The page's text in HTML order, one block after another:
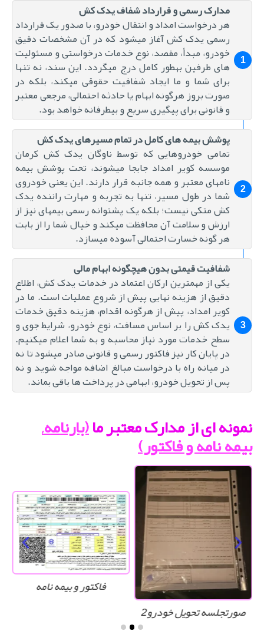
مدارک رسمی و قرارداد شفاف یدک کش
هر درخواست امداد و انتقال خودرو، با صدور یک قرارداد
رسمی یدک کش آغاز میشود که در آن مشخصات دقیق
خودرو، مبدأ، مقصد، نوع خدمات درخواستی و مسئولیت
های طرفین بهطور کامل درج میگردد. این سند، نه تنها
برای شما و ما ایجاد شفافیت حقوقی میکند، بلکه در
صورت بروز هرگونه ابهام یا حادثه احتمالی، مرجعی معتبر
و قانونی برای پیگیری سریع و بیطرفانه خواهد بود.
پوشش بیمه های کامل در تمام مسیرهای یدک کش
تمامی خودروهایی که توسط ناوگان یدک کش کرمان
موسسه کویر امداد جابجا میشوند، تحت پوشش بیمه
نامهای معتبر و همه جانبه قرار دارند. این یعنی خودروی
شما در طول مسیر، تنها به تجربه و مهارت راننده یدک
کش متکی نیست؛ بلکه یک پشتوانه رسمی بیمهای نیز از
ارزش و سلامت آن محافظت میکند و خیال شما را از بابت
هر گونه خسارت احتمالی آسوده میسازد.
شفافیت قیمتی بدون هیچگونه ابهام مالی
یکی از مهمترین ارکان اعتماد در خدمات یدک کش، اطلاع
دقیق از هزینه نهایی پیش از شروع عملیات است. ما در
کویر امداد، پیش از هرگونه اقدام، هزینه دقیق خدمات
یدک کش را بر اساس مسافت، نوع خودرو، شرایط جوی و
سطح خدمات مورد نیاز محاسبه و به شما اعلام میکنیم.
در پایان کار نیز فاکتور رسمی و قانونی صادر میشود تا نه
در میانه راه با درخواست مبالغ اضافه مواجه شوید و نه
پس از تحویل خودرو، ابهامی در پرداخت ها باقی بماند.
نمونه ای از مدارک معتبر ما(بارنامه,
بیمه نامه و فاکتور)
فاکتور و بیمه نامه
صورتجلسه تحویل خودرو2